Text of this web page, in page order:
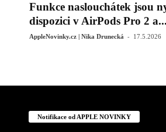
Funkce naslouchátek jsou
dispozici v AirPods Pro 2 a...
AppleNovinky.cz | Nika Drunecká - 17.5.2026
Notifikace od APPLE NOVINKY